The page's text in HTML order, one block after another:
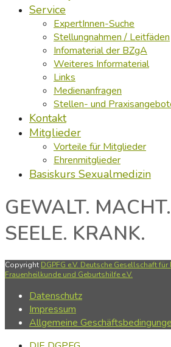
Service
ExpertInnen-Suche
Stellungnahmen / Leitfäden
Infomaterial der BZgA
Weiteres Informaterial
Links
Medienanfragen
Stellen- und
Kontakt
Mitglieder
Vorteile für Mitglieder
Ehrenmitglieder
Basiskurs Sexualmedizin
GEWALT.
SEELE. KRANK.
Copyright DGPFG e.V. Deutsche Gesellschaft
Frauenheilkunde und Geburtshilfe e.V.
Datenschutz
Impressum
Allgemeine